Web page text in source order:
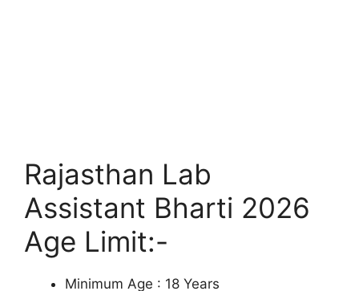
Rajasthan Lab
Assistant Bharti 2026
Age Limit:-
Minimum Age : 18 Years